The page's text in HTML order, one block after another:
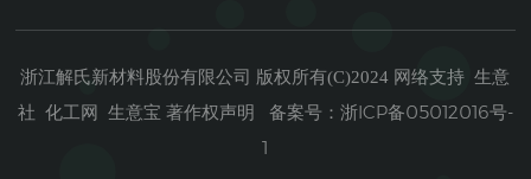
浙江解氏新材料股份有限公司 版权所有(C)2024 网络支持 生意
社 化工网 生意宝 著作权声明 备案号： 浙ICP备05012016号-
1